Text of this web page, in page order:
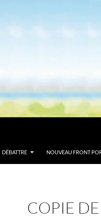
DÉBATTRE NOUVEAU FRONT
COPIE